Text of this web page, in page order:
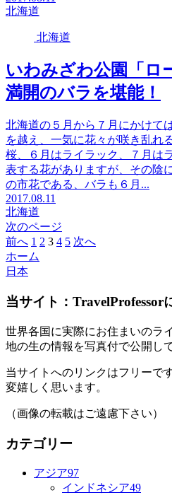
北海道
北海道
いわみざわ公園「ロ
満開のバラを堪能！
北海道の５月から７月にかけて
を越え、一気に花々が咲き乱れ
桜、６月はライラック、７月は
表する花がありますが、その陰
の市花である、バラも６月...
2017.08.11
北海道
次のページ
前へ 1 2 3 4 5 次へ
ホーム
日本
当サイト：TravelProfessor
世界各国に実際にお住まいのラ
地の生の情報を写真付で公開し
当サイトへのリンクはフリーで
変嬉しく思います。
（画像の転載はご遠慮下さい）
カテゴリー
アジア97
インドネシア49